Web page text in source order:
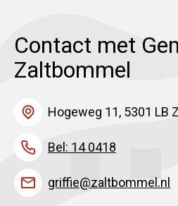
Contact met
Zaltbommel
Hogeweg 11, 5301 LB
Bel: 14 0418
griffie@zaltbommel.nl